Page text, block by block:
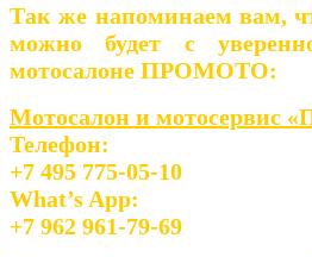
Так же напоминаем вам,
можно будет с
мотосалоне ПРОМОТО:
Мотосалон и мотосервис
Телефон:
+7 495 775-05-10
What’s App:
+7 962 961-79-69